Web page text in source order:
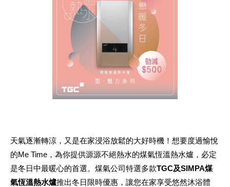
天氣逐漸轉涼，又是在家浸浴放鬆的大好時機！想要度過愉悅
的Me Time，為你提供源源不絕熱水的煤氣恆溫熱水爐，必定
是冬日中最暖心的首選。煤氣公司特選多款TGC及SIMPA煤
氣恆溫熱水爐推出冬日限時優惠，讓您在家享受悠然沐浴體